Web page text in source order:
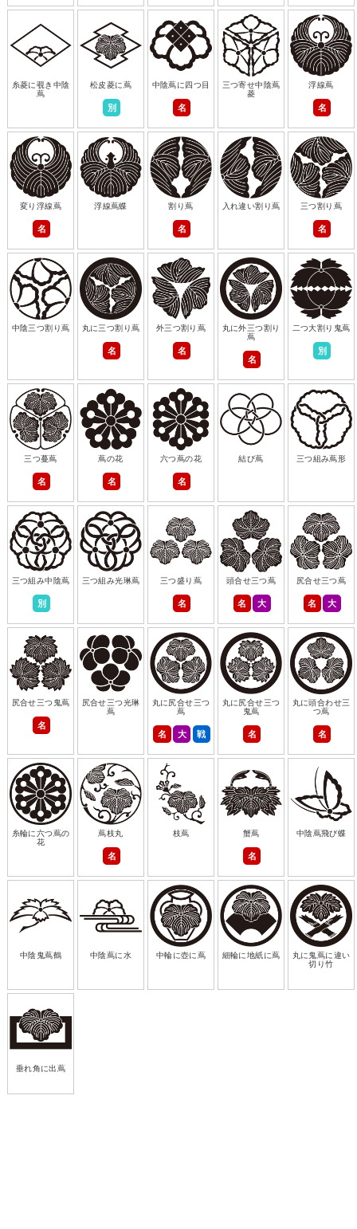
糸菱に覗き中陰
蔦
松皮菱に蔦
別
中陰蔦に四つ目
名
三つ寄せ中陰蔦
菱
浮線蔦
名
変り浮線蔦
名
浮線蔦蝶 割り蔦
名
入れ違い割り蔦 三つ割り蔦
名
中陰三つ割り蔦 丸に三つ割り蔦
名
外三つ割り蔦
名
丸に外三つ割り
蔦
名
二つ大割り鬼蔦
別
三つ蔓蔦
名
蔦の花
名
六つ蔦の花
名
結び蔦 三つ組み蔦形
三つ組み中陰蔦
別
三つ組み光琳蔦 三つ盛り蔦
名
頭合せ三つ蔦
名 大
尻合せ三つ蔦
名 大
尻合せ三つ鬼蔦
名
尻合せ三つ光琳
蔦
丸に尻合せ三つ
蔦
名 大 戦
丸に尻合せ三つ
鬼蔦
名
丸に頭合わせ三
つ蔦
名
糸輪に六つ蔦の
花
蔦枝丸
名
枝蔦 蟹蔦
名
中陰蔦飛び蝶
中陰鬼蔦鶴 中陰蔦に水 中輪に壺に蔦 細輪に地紙に蔦
丸に鬼蔦に違い
切り竹
垂れ角に出蔦